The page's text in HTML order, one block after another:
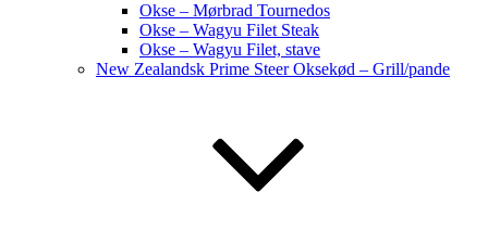
Okse – Mørbrad Tournedos
Okse – Wagyu Filet Steak
Okse – Wagyu Filet, stave
New Zealandsk Prime Steer Oksekød – Grill/pande